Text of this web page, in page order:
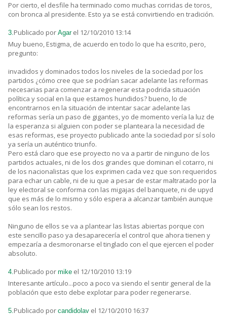
Por cierto, el desfile ha terminado como muchas corridas de toros,
con bronca al presidente. Esto ya se está convirtiendo en tradición.
3.Publicado por Agar el 12/10/2010 13:14
Muy bueno, Estigma, de acuerdo en todo lo que ha escrito, pero,
pregunto:
invadidos y dominados todos los niveles de la sociedad por los
partidos ¿cómo cree que se podrían sacar adelante las reformas
necesarias para comenzar a regenerar esta podrida situación
política y social en la que estamos hundidos? bueno, lo de
encontrarnos en la situación de intentar sacar adelante las
reformas sería un paso de gigantes, yo de momento vería la luz de
la esperanza si alguien con poder se planteara la necesidad de
esas reformas, ese proyecto publicado ante la sociedad por sí solo
ya sería un auténtico triunfo.
Pero está claro que ese proyecto no va a partir de ninguno de los
partidos actuales, ni de los dos grandes que dominan el cotarro, ni
de los nacionalistas que los exprimen cada vez que son requeridos
para echar un cable, ni de iu que a pesar de estar maltratado por la
ley electoral se conforma con las migajas del banquete, ni de upyd
que es más de lo mismo y sólo espera a alcanzar también aunque
sólo sean los restos.
Ninguno de ellos se va a plantear las listas abiertas porque con
este sencillo paso ya desaparecería el control que ahora tienen y
empezaría a desmoronarse el tinglado con el que ejercen el poder
absoluto.
4.Publicado por mike el 12/10/2010 13:19
Interesante artículo...poco a poco va siendo el sentir general de la
población que esto debe explotar para poder regenerarse.
5.Publicado por candidolav el 12/10/2010 16:37